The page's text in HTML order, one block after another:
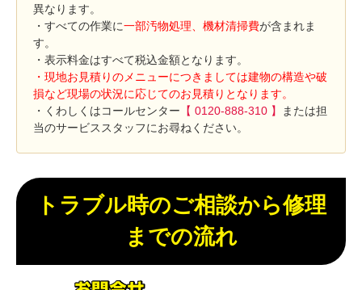
異なります。
・すべての作業に一部汚物処理、機材清掃費が含まれま
す。
・表示料金はすべて税込金額となります。
・現地お見積りのメニューにつきましては建物の構造や破
損など現場の状況に応じてのお見積りとなります。
・くわしくはコールセンター 【 0120-888-310 】
または担
当のサービススタッフにお尋ねください。
トラブル時のご相談から修理
までの流れ